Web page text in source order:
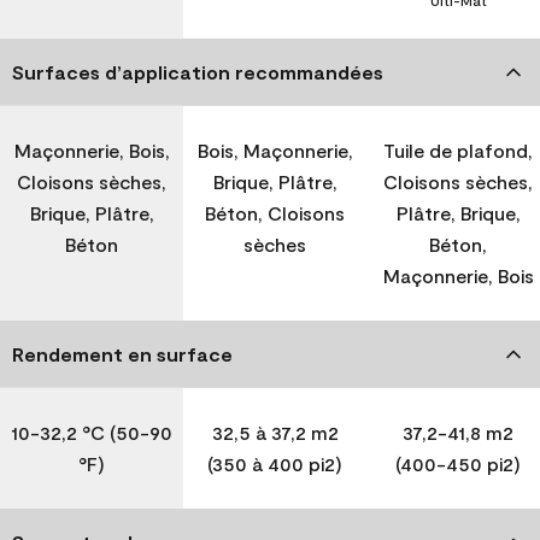
Surfaces d’application recommandées
Maçonnerie, Bois,
Cloisons sèches,
Brique, Plâtre,
Béton
Bois, Maçonnerie,
Brique, Plâtre,
Béton, Cloisons
sèches
Tuile de plafond,
Cloisons sèches,
Plâtre, Brique,
Béton,
Maçonnerie, Bois
Rendement en surface
10-32,2 °C (50-90
°F)
32,5 à 37,2 m2
(350 à 400 pi2)
37,2-41,8 m2
(400-450 pi2)